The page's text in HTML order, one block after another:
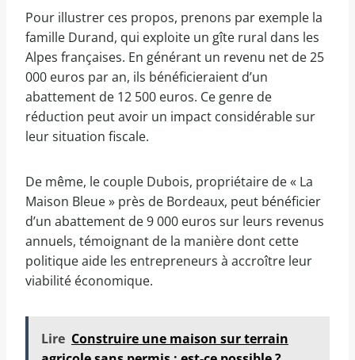
Pour illustrer ces propos, prenons par exemple la
famille Durand, qui exploite un gîte rural dans les
Alpes françaises. En générant un revenu net de 25
000 euros par an, ils bénéficieraient d’un
abattement de 12 500 euros. Ce genre de
réduction peut avoir un impact considérable sur
leur situation fiscale.
De même, le couple Dubois, propriétaire de « La
Maison Bleue » près de Bordeaux, peut bénéficier
d’un abattement de 9 000 euros sur leurs revenus
annuels, témoignant de la manière dont cette
politique aide les entrepreneurs à accroître leur
viabilité économique.
Lire Construire une maison sur terrain